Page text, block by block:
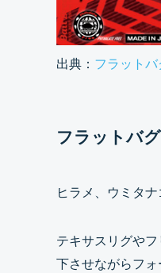
出典： フラットバ
フラットバ
ヒラメ、ウミタ
テキサスリグや
下させながらフォ